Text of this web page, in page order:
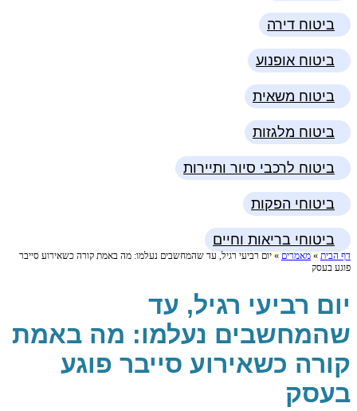
ביטוח דירה
ביטוח אופנוע
ביטוח משאית
ביטוח מלגזות
ביטוח לרכבי סיור ותיירות
ביטוחי הפקות
ביטוחי בריאות וחיים
דף הבית»מאמרים»יום רביעי רגיל, עד שהמחשבים נעלמו: מה באמת קורה כשאירוע סייבר
פוגע בעסק
יום רביעי רגיל, עד
שהמחשבים נעלמו: מה באמת
קורה כשאירוע סייבר פוגע
בעסק